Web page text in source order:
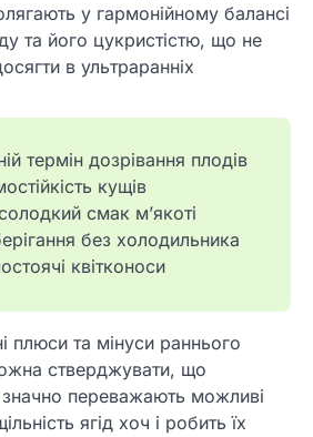
у гармонійному балансі
та його цукристістю, що не
в ультраранніх
термін дозрівання плодів
кущів
смак м’якоті
без холодильника
квітконоси
плюси та мінуси раннього
стверджувати, що
значно переважають можливі
ягід хоч і робить їх